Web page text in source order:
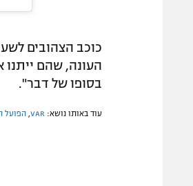
כוכב הצהובים
העונה, שהם
בסופו של דבר".
עוד באותו נושא: VAR הפועל